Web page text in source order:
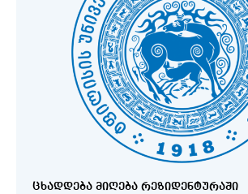
ᲪᲮᲐᲓᲓᲔᲑᲐ ᲛᲘᲦᲔᲑᲐ ᲠᲔᲖᲘᲓᲔᲜᲢᲣᲠᲐᲨᲘ